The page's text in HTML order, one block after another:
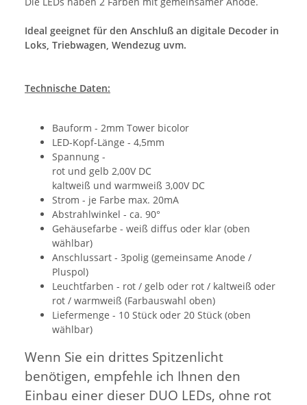
Ideal geeignet für den Anschluß an digitale Decoder in
Loks, Triebwagen, Wendezug uvm.
Technische Daten:
Bauform - 2mm Tower bicolor
LED-Kopf-Länge - 4,5mm
Spannung -
rot und gelb 2,00V DC
kaltweiß und warmweiß 3,00V DC
Strom - je Farbe max. 20mA
Abstrahlwinkel - ca. 90°
Gehäusefarbe - weiß diffus oder klar (oben
wählbar)
Anschlussart - 3polig (gemeinsame Anode /
Pluspol)
Leuchtfarben - rot / gelb oder rot / kaltweiß oder
rot / warmweiß (Farbauswahl oben)
Liefermenge - 10 Stück oder 20 Stück (oben
wählbar)
Wenn Sie ein drittes Spitzenlicht
benötigen, empfehle ich Ihnen den
Einbau einer dieser DUO LEDs, ohne rot